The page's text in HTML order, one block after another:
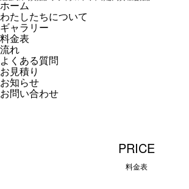
ホーム
わたしたちについて
ギャラリー
料金表
流れ
よくある質問
お見積り
お知らせ
お問い合わせ
PRICE
料金表